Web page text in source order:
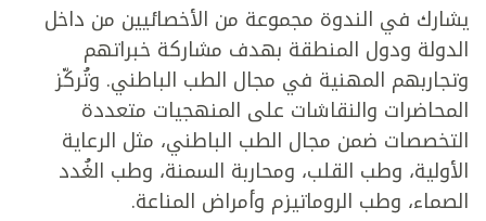
يشارك في الندوة مجموعة من الأخصائيين من داخل
الدولة ودول المنطقة بهدف مشاركة خبراتهم
وتجاربهم المهنية في مجال الطب الباطني. وتُركّز
المحاضرات والنقاشات على المنهجيات متعددة
التخصصات ضمن مجال الطب الباطني، مثل الرعاية
الأولية، وطب القلب، ومحاربة السمنة، وطب الغُدد
الصماء، وطب الروماتيزم وأمراض المناعة.